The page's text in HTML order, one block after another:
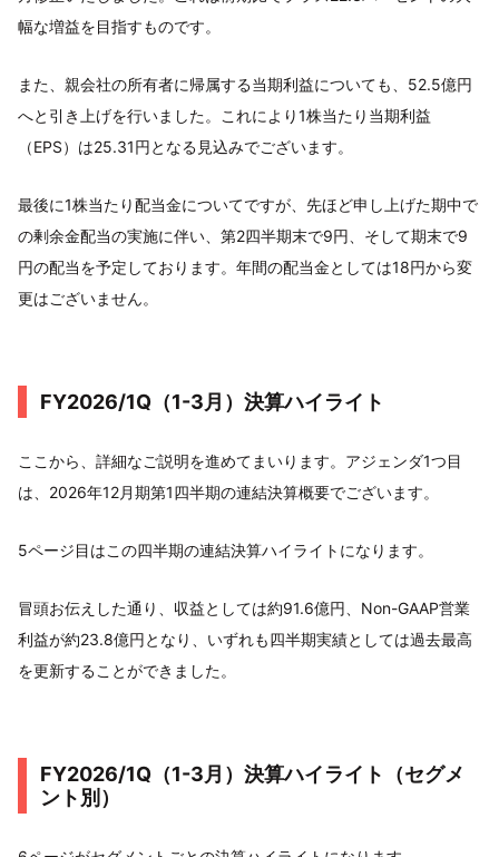
幅な増益を目指すものです。
また、親会社の所有者に帰属する当期利益についても、52.5億円
へと引き上げを行いました。これにより1株当たり当期利益
（EPS）は25.31円となる見込みでございます。
最後に1株当たり配当金についてですが、先ほど申し上げた期中で
の剰余金配当の実施に伴い、第2四半期末で9円、そして期末で9
円の配当を予定しております。年間の配当金としては18円から変
更はございません。
FY2026/1Q（1-3月）決算ハイライト
ここから、詳細なご説明を進めてまいります。アジェンダ1つ目
は、2026年12月期第1四半期の連結決算概要でございます。
5ページ目はこの四半期の連結決算ハイライトになります。
冒頭お伝えした通り、収益としては約91.6億円、Non-GAAP営業
利益が約23.8億円となり、いずれも四半期実績としては過去最高
を更新することができました。
FY2026/1Q（1-3月）決算ハイライト（セグメ
ント別）